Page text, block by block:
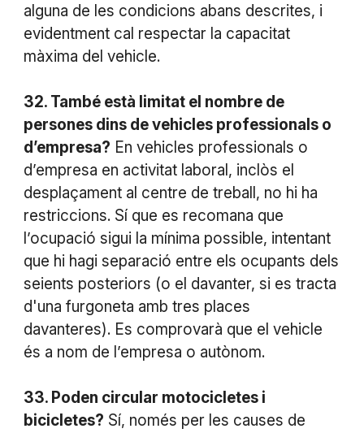
alguna de les condicions abans descrites, i
evidentment cal respectar la capacitat
màxima del vehicle.
32. També està limitat el nombre de
persones dins de vehicles professionals o
d’empresa? En vehicles professionals o
d’empresa en activitat laboral, inclòs el
desplaçament al centre de treball, no hi ha
restriccions. Sí que es recomana que
l’ocupació sigui la mínima possible, intentant
que hi hagi separació entre els ocupants dels
seients posteriors (o el davanter, si es tracta
d'una furgoneta amb tres places
davanteres). Es comprovarà que el vehicle
és a nom de l’empresa o autònom.
33. Poden circular motocicletes i
bicicletes? Sí, només per les causes de